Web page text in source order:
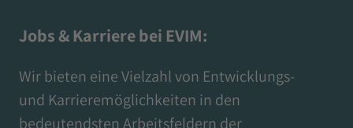
Jobs & Karriere bei EVIM:
Wir bieten eine Vielzahl von Entwicklungs-
und Karrieremöglichkeiten in den
bedeutendsten Arbeitsfeldern der